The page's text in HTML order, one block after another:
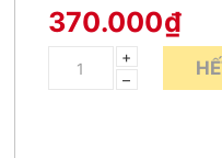
370.000₫
+
–